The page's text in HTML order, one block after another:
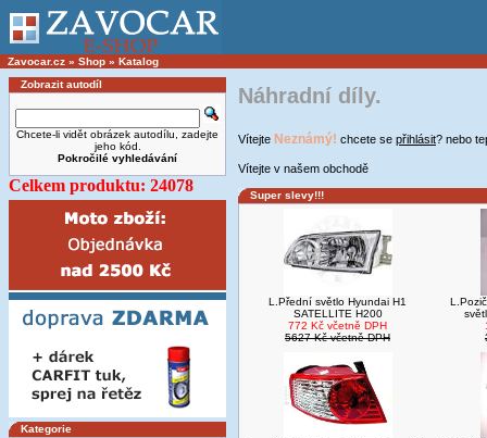
Zavocar.cz » Shop » Katalog
Zobrazit autodíl
Chcete-li vidět obrázek autodílu, zadejte
jeho kód.
Pokročilé vyhledávání
Celkem produktu: 24078
Kategorie
Náhradní díly.
Vítejte Neznámý! chcete se přihlásit? nebo
Vítejte v našem obchodě
Super slevy!!!
L.Přední světlo Hyundai H1
SATELLITE H200
772 Kč včetně DPH
5627 Kč včetně DPH